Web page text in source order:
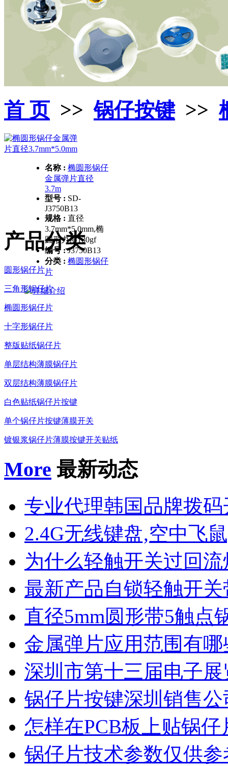
首 页>>锅仔按键>>
名称 : 椭圆形锅仔
金属弹片直径
3.7m
型号 : SD-
J3750B13
规格 : 直径
3.7mm*5.0mm,椭
圆形力度130gf
编号 :J3750B13
分类 : 椭圆形锅仔
片
产品分类
圆形锅仔片
三角形锅仔片
椭圆形锅仔片
十字形锅仔片
整版贴纸锅仔片
单层结构薄膜锅仔片
双层结构薄膜锅仔片
白色贴纸锅仔片按键
单个锅仔片按键薄膜开关
镀银浆锅仔片薄膜按键开关贴纸
More 最新动态
专业代理韩国品牌拨
2.4G无线键盘,空中飞
为什么轻触开关过回流
最新产品自锁轻触开
直径5mm圆形带5触点
金属弹片应用范围有哪
深圳市第十三届电子展
锅仔片按键深圳销售公
怎样在PCB板上贴锅仔
锅仔片技术参数仅供参